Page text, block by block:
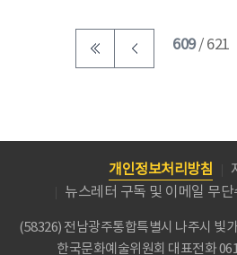
609/ 621
개인정보처리방침
뉴스레터 구독 및 이메일 무
(58326) 전남광주통합특별시 나주시 빛
한국문화예술위원회 대표전화